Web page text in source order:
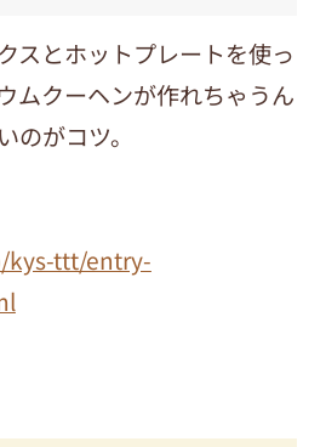
スとホットプレートを使っ
ムクーヘンが作れちゃうん
のがコツ。
ttt/entry-